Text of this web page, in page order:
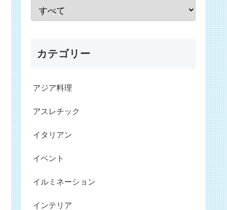
カテゴリー
アジア料理
アスレチック
イタリアン
イベント
イルミネーション
インテリア